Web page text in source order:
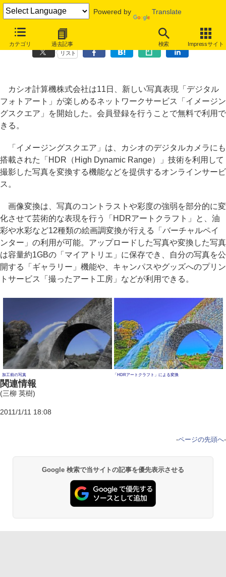
Powered by Translate
カテゴリ 過去記事 検索 Impressサイト
カシオ、写真をアート調に変換できる無料オンラインサービス
リスト
カシオ計算機株式会社は11日、新しい写真表現「デジタル
フォトアート」が楽しめるネットワークサービス「イメージン
グスクエア」を開始した。会員登録を行うことで無料で利用で
きる。
「イメージングスクエア」は、カシオのデジタルカメラにも
搭載された「HDR（High Dynamic Range）」技術を利用して
撮影した写真を変換する機能などを提供するオンラインサービ
ス。
画像変換は、写真のコントラストや彩度の強弱を部分的に変
化させて芸術的な表現を行う「HDRアートクラフト」と、油
彩や水彩など12種類の絵画調変換が行える「バーチャルペイ
ンター」の利用が可能。アップロードした写真や変換した写真
は容量約1GBの「マイアトリエ」に保存でき、自分の写真を公
開する「ギャラリー」機能や、キャンパスやグッズへのプリン
トサービス「撮ったアート工房」などが利用できる。
加工前の写真 「HDRアートクラフト」による変換
関連情報
(三柳 英樹)
2011/1/11 18:08
-ページの先頭へ-
Google 検索で当サイトの記事を優先表示させる